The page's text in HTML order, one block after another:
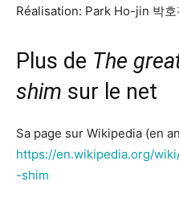
Réalisation: Park Ho-jin 박호
Plus de The
shim sur le net
Sa page sur Wikipedia (en
https://en.wikipedia.org/wiki/
-shim